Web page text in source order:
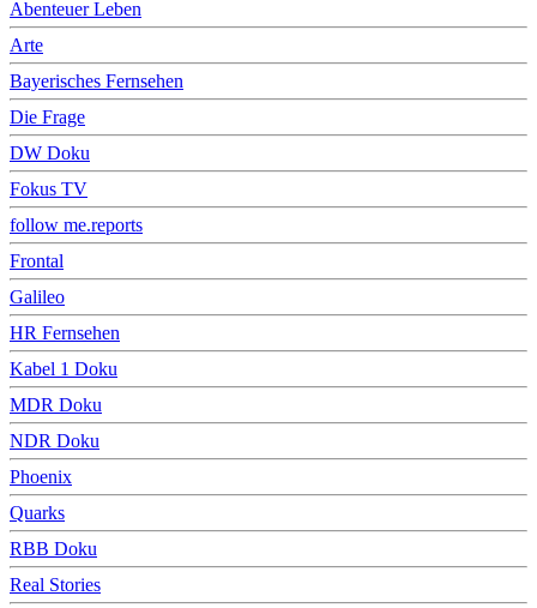
Abenteuer Leben
Arte
Bayerisches Fernsehen
Die Frage
DW Doku
Fokus TV
follow me.reports
Frontal
Galileo
HR Fernsehen
Kabel 1 Doku
MDR Doku
NDR Doku
Phoenix
Quarks
RBB Doku
Real Stories